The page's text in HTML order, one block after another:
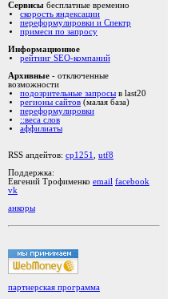
Сервисы бесплатные временно
скорость яндексации
переформулировки и Спектр
примеси по запросу
Информационное
рейтинг SEO-компаний
Архивные - отключенные
возможности
подозрительные запросы в last20
регионы сайтов (малая база)
переформулировки
::веса слов
аффилиаты
RSS апдейтов: cp1251
utf8
Поддержка:
Евгений Трофименко email facebook
vk
анкоры
партнерская программа